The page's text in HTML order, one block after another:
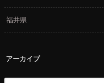
福井県
アーカイブ